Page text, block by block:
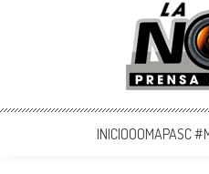
La Nota
Noticias del día
INICIOOOMAPASC